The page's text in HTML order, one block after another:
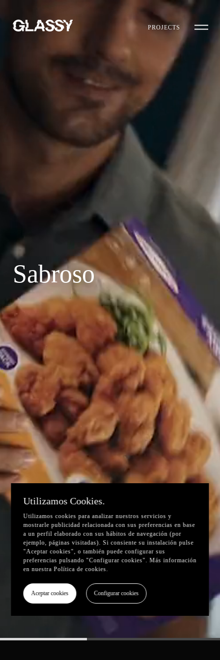
PROJECTS
Sabroso
Utilizamos Cookies.
Utilizamos cookies para analizar nuestros servicios y
mostrarle publicidad relacionada con sus preferencias en base
a un perfil elaborado con sus hábitos de navegación (por
ejemplo, páginas visitadas). Si consiente su instalación pulse
"Aceptar cookies", o también puede configurar sus
preferencias pulsando "Configurar cookies". Más información
en nuestraPolítica de cookies.
Aceptar cookies Configurar cookies